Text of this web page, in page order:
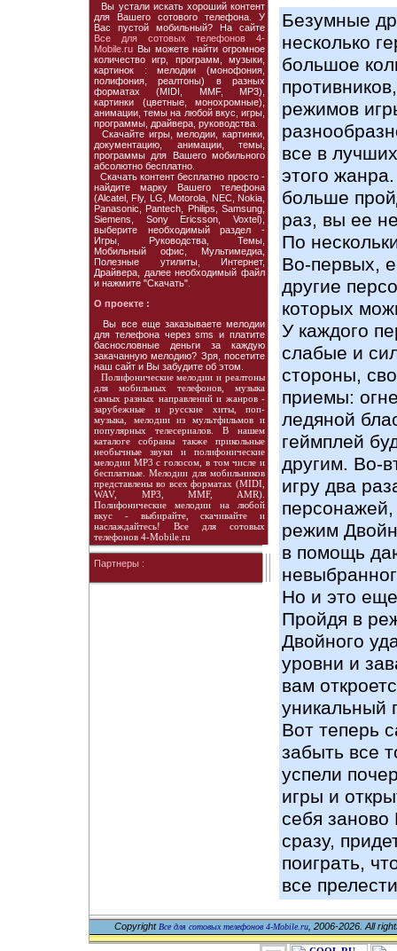
Вы устали искать хороший контент
для Вашего сотового телефона. У
Вас пустой мобильный? На сайте
Все для сотовых телефонов 4-
Mobile.ru Вы можете найти огромное
количество игр, программ, музыки,
картинок : мелодии (монофония,
полифония, реалтоны) в разных
форматах (MIDI, MMF, MP3),
картинки (цветные, монохромные),
анимации, темы на любой вкус, игры,
программы, драйвера, руководства.
Скачайте игры, мелодии, картинки,
документацию, анимации, темы,
программы для Вашего мобильного
абсолютно бесплатно.
Скачать контент бесплатно просто -
найдите марку Вашего телефона
(Alcatel, Fly, LG, Motorola, NEC, Nokia,
Panasonic, Pantech, Philips, Samsung,
Siemens, Sony Ericsson, Voxtel),
выберите необходимый раздел -
Игры, Руководства, Темы,
Мобильный офис, Мультимедиа,
Полезные утилиты, Интернет,
Драйвера, далее необходимый файл
и нажмите "Скачать".
О проекте :
Вы все еще заказываете мелодии
для телефона через sms и платите
баснословные деньги за каждую
закачанную мелодию? Зря, посетите
наш сайт и Вы забудите об этом.
Полифонические мелодии и реалтоны
для мобильных телефонов, музыка
самых разных направлений и жанров -
зарубежные и русские хиты, поп-
музыка, мелодии из мультфильмов и
популярных телесериалов. В нашем
каталоге собраны также прикольные
необычные звуки и полифонические
мелодии MP3 с голосом, в том числе и
бесплатные. Мелодии для мобильников
представлены во всех форматах (MIDI,
WAV, MP3, MMF, AMR).
Полифонические мелодии на любой
вкус - выбирайте, скачивайте и
наслаждайтесь! Все для сотовых
телефонов 4-Mobile.ru
Партнеры :
Безумные
несколько
большое
режимов
все в
этого
больше
раз, вы ее
По
Во-первых,
другие
которых
У каждого
слабые и
стороны,
приемы:
ледяной
геймплей
другим. Во-
игру два
персонажей,
режим
в помощь
Но и это
Пройдя в
Двойного
уровни и
вам
уникальный
Вот теперь
забыть все
успели
игры и
себя
сразу,
поиграть,
все
Copyright Все для сотовых телефонов 4-Mobile.ru, 2006-2026. All